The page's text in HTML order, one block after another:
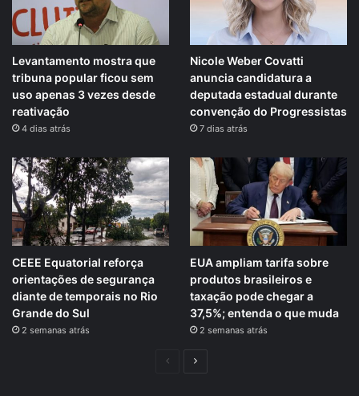
Levantamento mostra que
tribuna popular ficou sem
uso apenas 3 vezes desde
reativação
4 dias atrás
Nicole Weber Covatti
anuncia candidatura a
deputada estadual durante
convenção do Progressistas
7 dias atrás
CEEE Equatorial reforça
orientações de segurança
diante de temporais no Rio
Grande do Sul
2 semanas atrás
EUA ampliam tarifa sobre
produtos brasileiros e
taxação pode chegar a
37,5%; entenda o que muda
2 semanas atrás
PáginaPróxima